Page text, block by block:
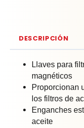
DESCRIPCIÓN
Llaves para
magnéticos
Proporcionan
los filtros de
Enganches
aceite